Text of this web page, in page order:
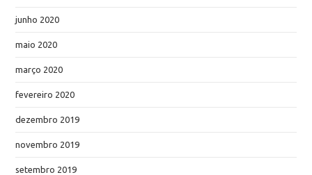
junho 2020
maio 2020
março 2020
fevereiro 2020
dezembro 2019
novembro 2019
setembro 2019